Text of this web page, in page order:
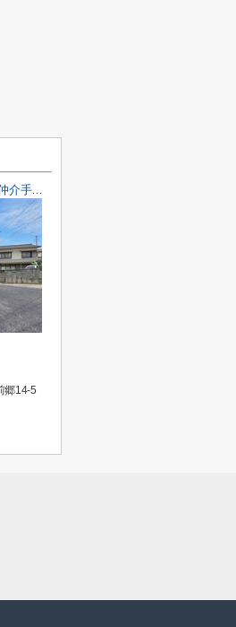
東海市名和町第19 2号棟【仲介手数料0円】
郷14-5